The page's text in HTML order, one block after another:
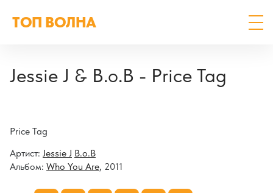
ТОП ВОЛНА
Jessie J & B.o.B - Price Tag
Price Tag
Артист: Jessie J B.o.B
Альбом: Who You Are, 2011